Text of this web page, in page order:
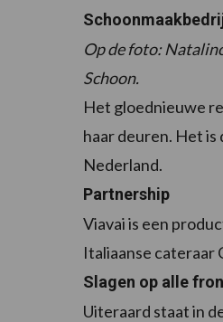
Op de foto:
Schoon.
Het gloednieuwe
haar deuren. Het
Nederland.
Partnership
Viavai is een
Italiaanse cateraar
Slagen op alle
Uiteraard staat in